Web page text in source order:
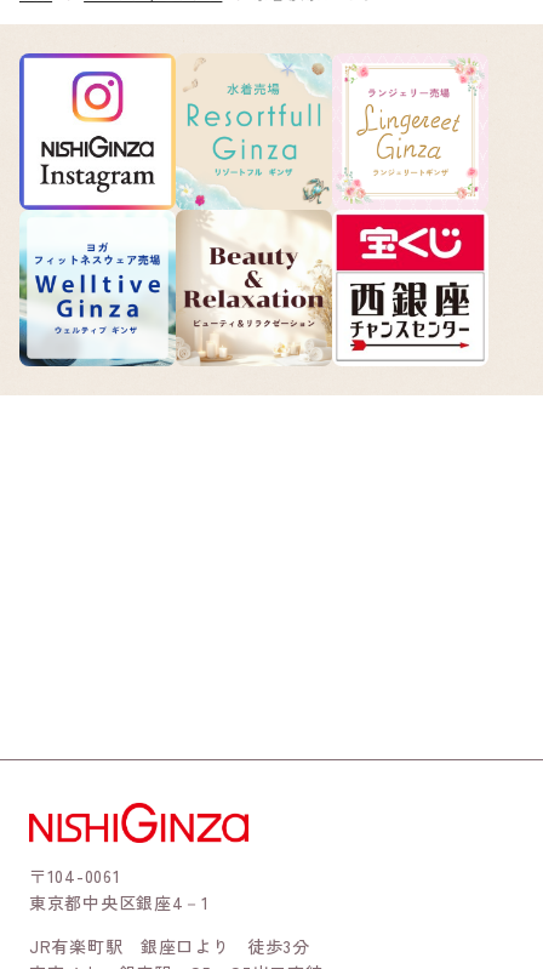
〒104-0061
東京都中央区銀座4－1
JR有楽町駅 銀座口より 徒歩3分